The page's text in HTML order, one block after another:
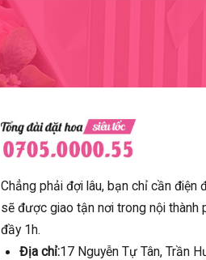
Chẳng phải đợi lâu, bạn chỉ cần điện
sẽ được giao tận nơi trong nội thành
đầy 1h.
Địa chỉ:17 Nguyễn Tự Tân, Trần